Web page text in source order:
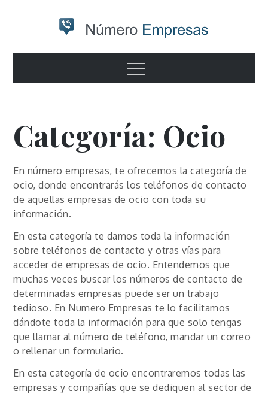
Numero
empresas
Otro sitio realizado con WordPress
Menu
Categoría: Ocio
En número empresas, te ofrecemos la categoría de
ocio, donde encontrarás los teléfonos de contacto
de aquellas empresas de ocio con toda su
información.
En esta categoría te damos toda la información
sobre teléfonos de contacto y otras vías para
acceder de empresas de ocio. Entendemos que
muchas veces buscar los números de contacto de
determinadas empresas puede ser un trabajo
tedioso. En Numero Empresas te lo facilitamos
dándote toda la información para que solo tengas
que llamar al número de teléfono, mandar un correo
o rellenar un formulario.
En esta categoría de ocio encontraremos todas las
empresas y compañías que se dediquen al sector de